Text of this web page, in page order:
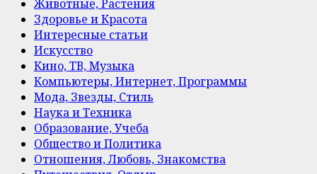
Животные, Растения
Здоровье и Красота
Интересные статьи
Искусство
Кино, ТВ, Музыка
Компьютеры, Интернет, Программы
Мода, Звезды, Стиль
Наука и Техника
Образование, Учеба
Общество и Политика
Отношения, Любовь, Знакомства